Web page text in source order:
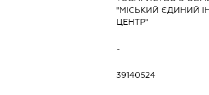
"МІСЬКИЙ ЄДИНИЙ
ЦЕНТР"
-
39140524